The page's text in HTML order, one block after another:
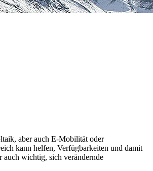
aber auch E-Mobilität oder
kann helfen, Verfügbar­keiten und damit
auch wichtig, sich verändernde